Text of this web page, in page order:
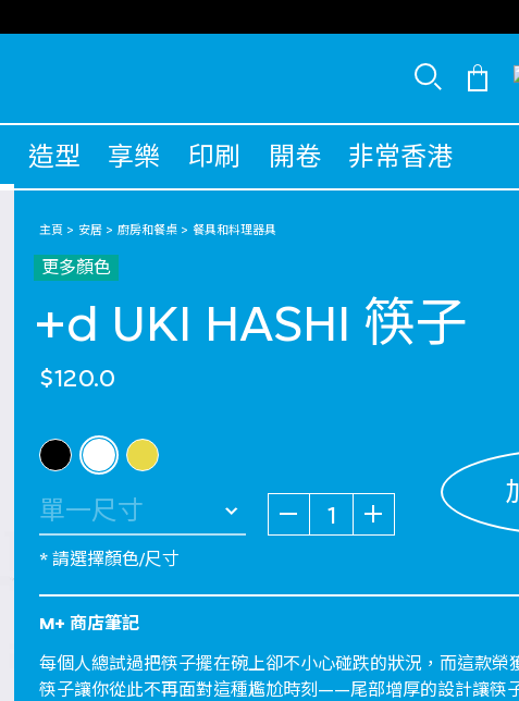
造型 享樂 印刷 開卷 非常香港
主頁 安居 廚房和餐桌 餐具和料理器具
更多顏色
+d UKI HASHI 筷子
$120.0
選擇 顏色
* 請選擇顏色/尺寸
M+ 商店筆記
每個人總試過把筷子擺在碗上卻不小心碰跌的狀況，而這款榮
筷子讓你從此不再面對這種尷尬時刻——尾部增厚的設計讓筷